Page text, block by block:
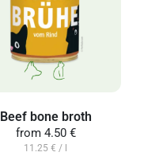
Beef bone broth
from4.50 €
11.25 € / l